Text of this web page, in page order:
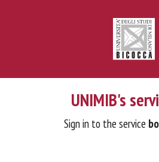
UNIMIB's
Sign in to the service